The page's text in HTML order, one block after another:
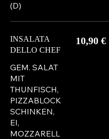
(D)
INSALATA
DELLO CHEF
GEM. SALAT
MIT
THUNFISCH,
PIZZABLOCK
SCHINKEN,
EI,
MOZZARELL
10,90 €